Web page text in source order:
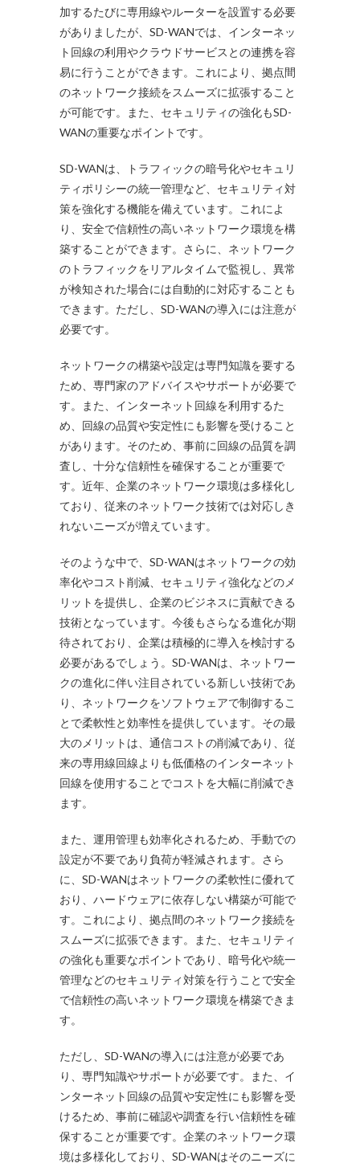
加するたびに専用線やルーターを設置する必要
がありましたが、SD-WANでは、インターネッ
ト回線の利用やクラウドサービスとの連携を容
易に行うことができます。これにより、拠点間
のネットワーク接続をスムーズに拡張すること
が可能です。また、セキュリティの強化もSD-
WANの重要なポイントです。
SD-WANは、トラフィックの暗号化やセキュリ
ティポリシーの統一管理など、セキュリティ対
策を強化する機能を備えています。これによ
り、安全で信頼性の高いネットワーク環境を構
築することができます。さらに、ネットワーク
のトラフィックをリアルタイムで監視し、異常
が検知された場合には自動的に対応することも
できます。ただし、SD-WANの導入には注意が
必要です。
ネットワークの構築や設定は専門知識を要する
ため、専門家のアドバイスやサポートが必要で
す。また、インターネット回線を利用するた
め、回線の品質や安定性にも影響を受けること
があります。そのため、事前に回線の品質を調
査し、十分な信頼性を確保することが重要で
す。近年、企業のネットワーク環境は多様化し
ており、従来のネットワーク技術では対応しき
れないニーズが増えています。
そのような中で、SD-WANはネットワークの効
率化やコスト削減、セキュリティ強化などのメ
リットを提供し、企業のビジネスに貢献できる
技術となっています。今後もさらなる進化が期
待されており、企業は積極的に導入を検討する
必要があるでしょう。SD-WANは、ネットワー
クの進化に伴い注目されている新しい技術であ
り、ネットワークをソフトウェアで制御するこ
とで柔軟性と効率性を提供しています。その最
大のメリットは、通信コストの削減であり、従
来の専用線回線よりも低価格のインターネット
回線を使用することでコストを大幅に削減でき
ます。
また、運用管理も効率化されるため、手動での
設定が不要であり負荷が軽減されます。さら
に、SD-WANはネットワークの柔軟性に優れて
おり、ハードウェアに依存しない構築が可能で
す。これにより、拠点間のネットワーク接続を
スムーズに拡張できます。また、セキュリティ
の強化も重要なポイントであり、暗号化や統一
管理などのセキュリティ対策を行うことで安全
で信頼性の高いネットワーク環境を構築できま
す。
ただし、SD-WANの導入には注意が必要であ
り、専門知識やサポートが必要です。また、イ
ンターネット回線の品質や安定性にも影響を受
けるため、事前に確認や調査を行い信頼性を確
保することが重要です。企業のネットワーク環
境は多様化しており、SD-WANはそのニーズに